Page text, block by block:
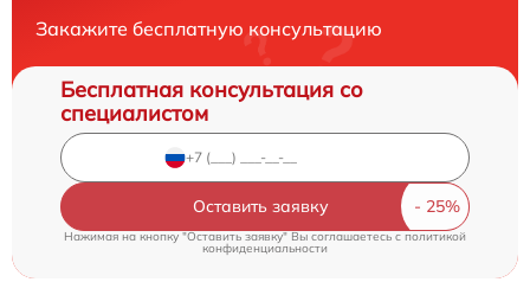
Закажите бесплатную консультацию
Бесплатная консультация со
специалистом
Оставить заявку
Нажимая на кнопку "Оставить заявку" Вы соглашаетесь cполитикой
конфиденциальности